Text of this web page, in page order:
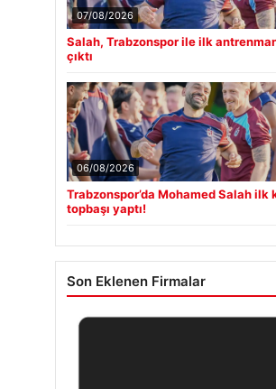
07/08/2026
Salah, Trabzonspor ile ilk
çıktı
06/08/2026
Trabzonspor’da Mohamed Salah ilk
topbaşı yaptı!
Son Eklenen Firmalar